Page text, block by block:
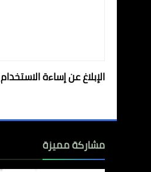
الإبلاغ عن إساءة الاستخدام
مشاركة مميزة